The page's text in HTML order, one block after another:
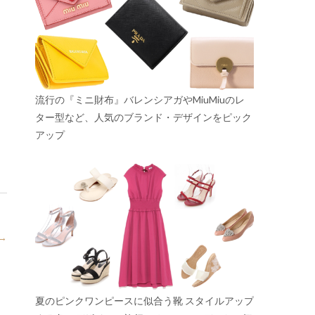
流行の『ミニ財布』バレンシアガやMiuMiuのレ
ター型など、人気のブランド・デザインをピック
アップ
夏のピンクワンピースに似合う靴 スタイルアップ